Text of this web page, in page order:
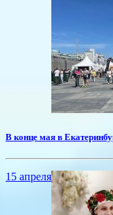
​В конце мая в
15 апреля